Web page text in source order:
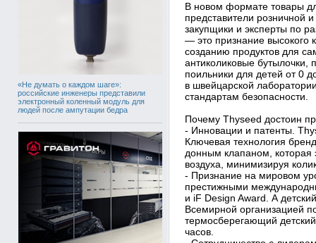
«Не думать о каждом шаге»:
российские инженеры представили
электронный коленный модуль для
людей после ампутации бедра
В новом формате товары
представители розничной
закупщики и эксперты по
— это признание высокого
созданию продуктов для
антиколиковые бутылочки,
поильники для детей от 0
в швейцарской
стандартам безопасности.
Почему Thyseed достоин
- Инновации и патенты.
Ключевая технология
донным клапаном, которая
воздуха, минимизируя
- Признание на мировом
престижными
и iF Design Award. А
Всемирной организацией
термосберегающий
часов.